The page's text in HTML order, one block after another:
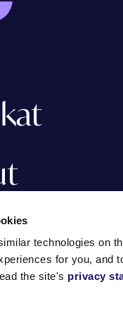
technologies on
for you, and
the site's privacy
ja